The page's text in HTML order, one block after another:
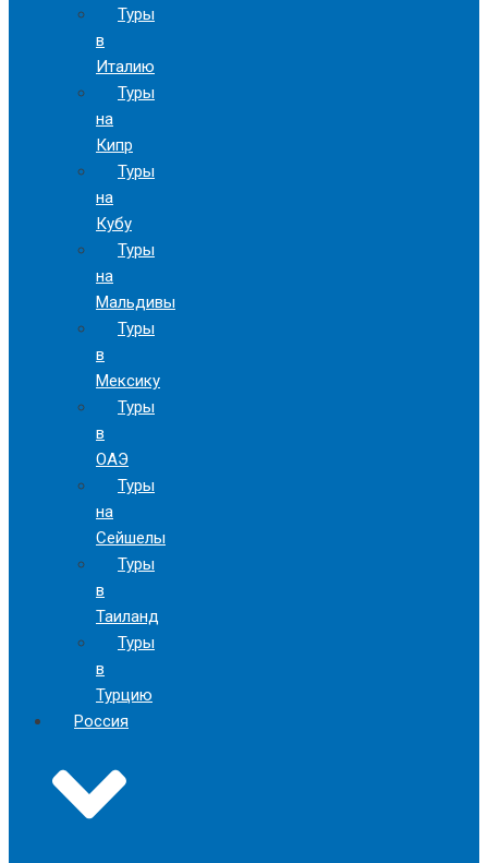
Туры
в
Италию
Туры
на
Кипр
Туры
на
Кубу
Туры
на
Мальдивы
Туры
в
Мексику
Туры
в
ОАЭ
Туры
на
Сейшелы
Туры
в
Таиланд
Туры
в
Турцию
Россия